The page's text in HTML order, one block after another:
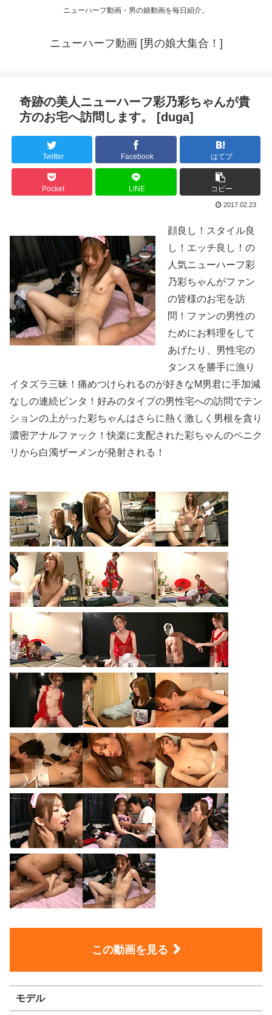
ニューハーフ動画・男の娘動画を毎日紹介。
ニューハーフ動画 [男の娘大集合！]
奇跡の美人ニューハーフ彩乃彩ちゃんが貴
方のお宅へ訪問します。 [duga]
Twitter Facebook はてブ
Pocket LINE コピー
2017.02.23
顔良し！スタイル良
し！エッチ良し！の
人気ニューハーフ彩
乃彩ちゃんがファン
の皆様のお宅を訪
問！ファンの男性の
ためにお料理をして
あげたり、男性宅の
タンスを勝手に漁り
イタズラ三昧！痛めつけられるのが好きなM男君に手加減
なしの連続ビンタ！好みのタイプの男性宅への訪問でテン
ションの上がった彩ちゃんはさらに熱く激しく男根を貪り
濃密アナルファック！快楽に支配された彩ちゃんのペニク
リから白濁ザーメンが発射される！
この動画を見る
モデル